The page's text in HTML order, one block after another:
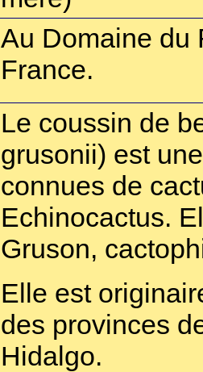
Au Domaine du
France.
Le coussin de
grusonii) est
connues de
Echinocactus.
Gruson,
Elle est
des provinces
Hidalgo.